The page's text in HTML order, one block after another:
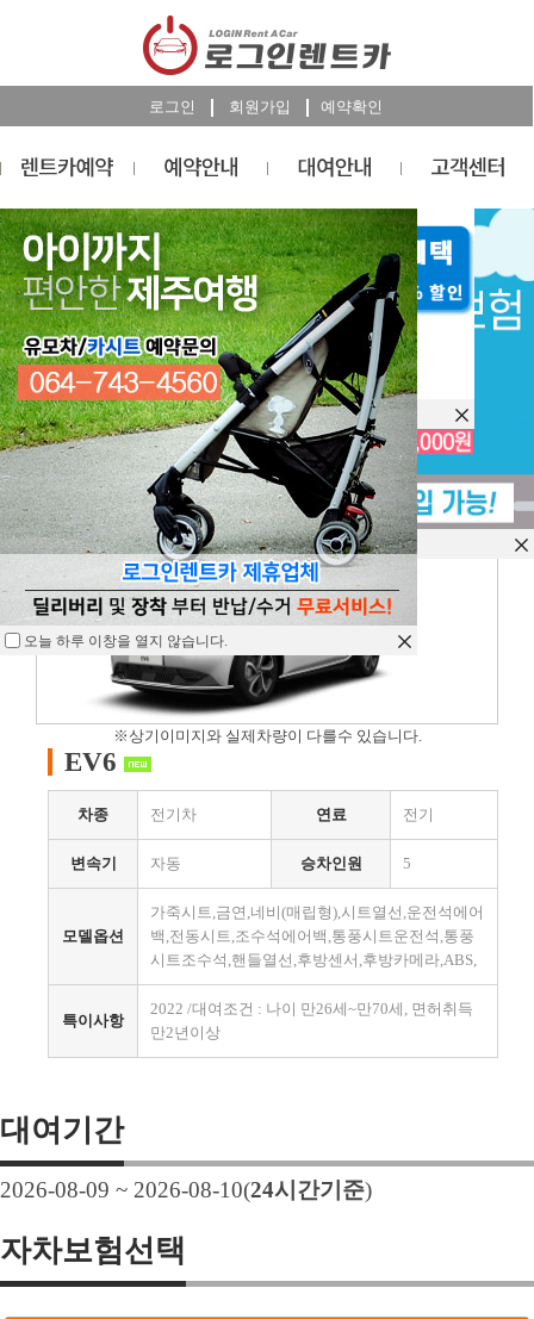
로그인 회원가입 예약확인
렌트카예약
RESERVATION
렌트카 예약하기
※상기이미지와 실제차량이 다를수 있습니다.
EV6
차종 전기차 연료 전기
변속기 자동 승차인원 5
모델옵션
가죽시트,금연,네비(매립형),시트열선,운전석에어
백,전동시트,조수석에어백,통풍시트운전석,통풍
시트조수석,핸들열선,후방센서,후방카메라,ABS,
특이사항
2022 /대여조건 : 나이 만26세~만70세, 면허취득
만2년이상
대여기간
2026-08-09 ~ 2026-08-10(24시간기준)
자차보험선택
오늘 하루 이창을 열지 않습니다.
오늘 하루 이창을 열지 않습니다.
오늘 하루 이창을 열지 않습니다.
오늘 하루 이창을 열지 않습니다.